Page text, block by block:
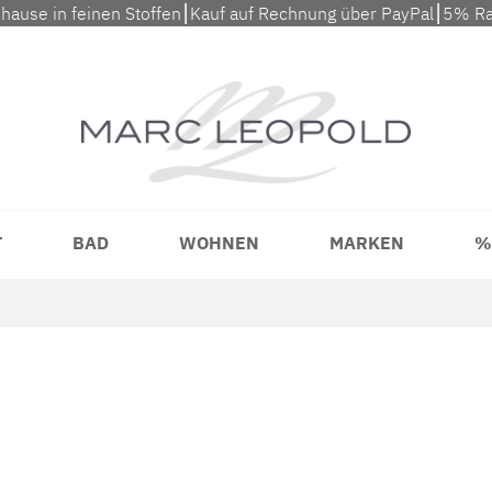
in feinen Stoffen⎮Kauf auf Rechnung über PayPal⎮5%
BAD WOHNEN MARKEN